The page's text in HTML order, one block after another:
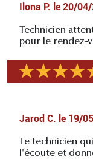
Ilona P. le 20/
Technicien
pour le rendez-
Jarod C. le 19/
Le technicien
l'écoute et